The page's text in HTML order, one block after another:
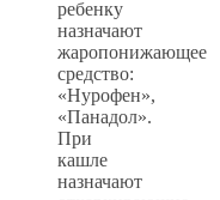
ребенку
назначают
жаропонижающее
средство:
«Нурофен»,
«Панадол».
При
кашле
назначают